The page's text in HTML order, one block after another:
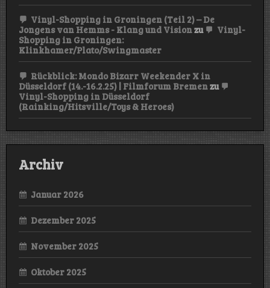
Vinyl-Shopping in Groningen (Teil 2) – De
Jongens van Hemms - Klang und Visionzu
Vinyl-
Shopping in Groningen:
Klinkhamer/Plato/Swingmaster
Rückblick: Mondo Bizarr Weekender X in
Düsseldorf (14.-16.2.25) | Filmforum Bremenzu
Vinyl-Shopping in Düsseldorf
(Rainking/Hitsville/Toys & Heroes)
Archiv
Januar 2026
Dezember 2025
November 2025
Oktober 2025